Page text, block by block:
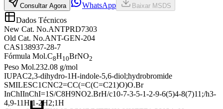
Consultar Agora WhatsApp Baixar MSDS
Dados Técnicos
New Cat. No.ANTPRD7303
Old Cat. No.ANT-GEN-204
CAS138937-28-7
Fórmula Mol.C8H10BrNO2
Peso Mol.232.08 g/mol
IUPAC2,3-dihydro-1H-indole-5,6-diol;hydrobromide
SMILESC1CNC2=CC(=C(C=C21)O)O.Br
InChIInChI=1S/C8H9NO2.BrH/c10-7-3-5-1-2-9-6(5)4-8(7)11;/h3-
4,9-11H,1-2H2;1H